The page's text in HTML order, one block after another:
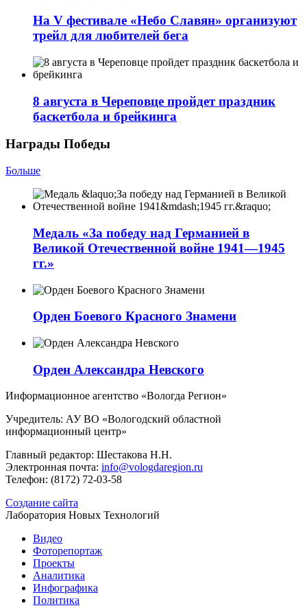
На V фестивале «Небо Славян» организуют
трейл для любителей бега
8 августа в Череповце пройдет праздник
баскетбола и брейкинга
Награды Победы
Больше
Медаль «За победу над Германией в
Великой Отечественной войне 1941—1945
гг.»
Орден Боевого Красного Знамени
Орден Александра Невского
Информационное агентство «Вологда Регион»
Учредитель: АУ ВО «Вологодский областной
информационный центр»
Главный редактор: Шестакова Н.Н.
Электронная почта: info@vologdaregion.ru
Телефон: (8172) 72-03-58
Создание сайта
Лаборатория Новых Технологий
Видео
Фоторепортаж
Проекты
Аналитика
Инфографика
Политика